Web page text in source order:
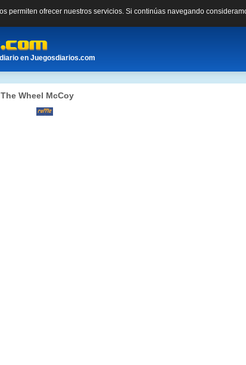
permiten ofrecer nuestros servicios. Si continúas navegando
en Juegosdiarios.com
The Wheel McCoy